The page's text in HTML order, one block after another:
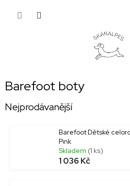
Barefoot boty
Nejprodávanější
Barefoot Dětské
Pink
Skladem (1 ks)
1 036 Kč